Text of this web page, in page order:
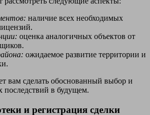
наличие всех необходимых
оценка аналогичных объектов от
ожидаемое развитие территории и
вам сделать обоснованный выбор и
последствий в будущем.
и регистрация сделки